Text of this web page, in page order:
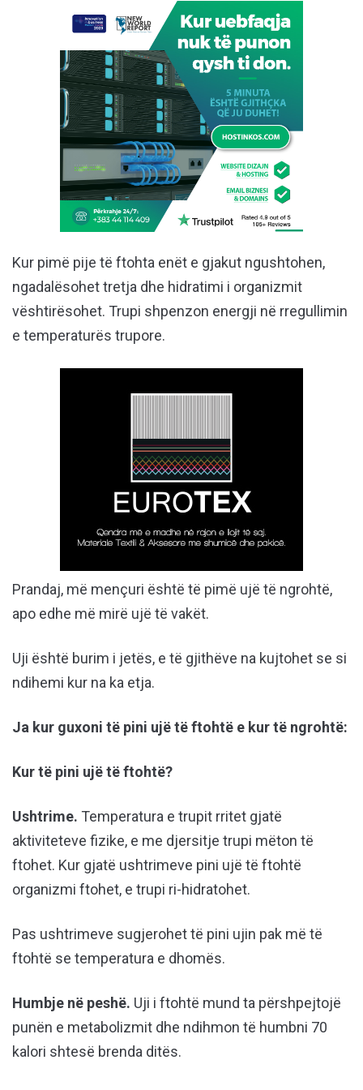
Kur pimë pije të ftohta enët e gjakut ngushtohen,
ngadalësohet tretja dhe hidratimi i organizmit
vështirësohet. Trupi shpenzon energji në rregullimin
e temperaturës trupore.
Prandaj, më mençuri është të pimë ujë të ngrohtë,
apo edhe më mirë ujë të vakët.
Uji është burim i jetës, e të gjithëve na kujtohet se si
ndihemi kur na ka etja.
Ja kur guxoni të pini ujë të ftohtë e kur të ngrohtë:
Kur të pini ujë të ftohtë?
Ushtrime. Temperatura e trupit rritet gjatë
aktiviteteve fizike, e me djersitje trupi mëton të
ftohet. Kur gjatë ushtrimeve pini ujë të ftohtë
organizmi ftohet, e trupi ri-hidratohet.
Pas ushtrimeve sugjerohet të pini ujin pak më të
ftohtë se temperatura e dhomës.
Humbje në peshë. Uji i ftohtë mund ta përshpejtojë
punën e metabolizmit dhe ndihmon të humbni 70
kalori shtesë brenda ditës.